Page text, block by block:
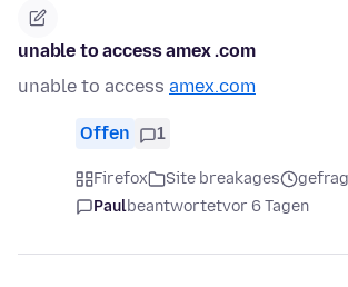
unable to access amex .com
unable to access amex.com
Offen 1
Firefox Site breakages
Paulbeantwortetvor 6 Tagen